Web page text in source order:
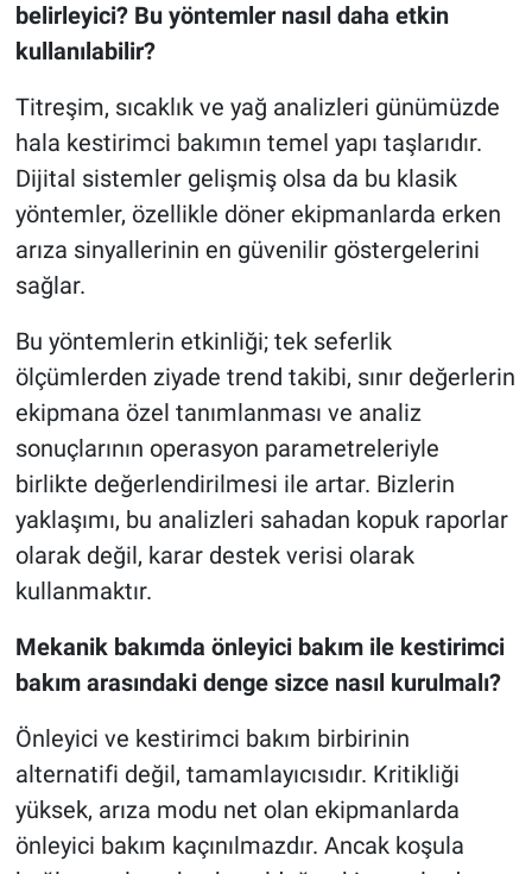
belirleyici? Bu yöntemler nasıl daha etkin
kullanılabilir?
Titreşim, sıcaklık ve yağ analizleri günümüzde
hala kestirimci bakımın temel yapı taşlarıdır.
Dijital sistemler gelişmiş olsa da bu klasik
yöntemler, özellikle döner ekipmanlarda erken
arıza sinyallerinin en güvenilir göstergelerini
sağlar.
Bu yöntemlerin etkinliği; tek seferlik
ölçümlerden ziyade trend takibi, sınır değerlerin
ekipmana özel tanımlanması ve analiz
sonuçlarının operasyon parametreleriyle
birlikte değerlendirilmesi ile artar. Bizlerin
yaklaşımı, bu analizleri sahadan kopuk raporlar
olarak değil, karar destek verisi olarak
kullanmaktır.
Mekanik bakımda önleyici bakım ile kestirimci
bakım arasındaki denge sizce nasıl kurulmalı?
Önleyici ve kestirimci bakım birbirinin
alternatifi değil, tamamlayıcısıdır. Kritikliği
yüksek, arıza modu net olan ekipmanlarda
önleyici bakım kaçınılmazdır. Ancak koşula